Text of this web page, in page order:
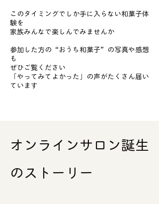
このタイミングでしか手に入らない和菓子体
験を
家族みんなで楽しんでみませんか
参加した方の“おうち和菓子”の写真や感想
も
ぜひご覧ください
「やってみてよかった」の声がたくさん届い
ています
オンラインサロン誕生
のストーリー